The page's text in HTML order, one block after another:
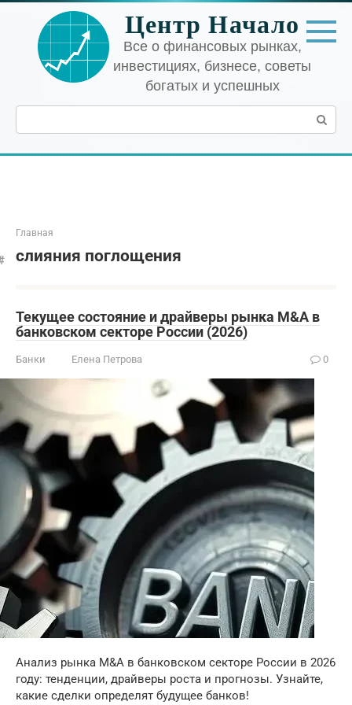
Перейти
контенту
Центр Начало
Все о финансовых рынках,
инвестициях, бизнесе, советы
богатых и успешных
Поиск:
Главная
слияния поглощения
Текущее состояние и драйверы рынка M&A в
банковском секторе России (2026)
Банки Елена Петрова 0
Анализ рынка M&A в банковском секторе России в 2026
году: тенденции, драйверы роста и прогнозы. Узнайте,
какие сделки определят будущее банков!